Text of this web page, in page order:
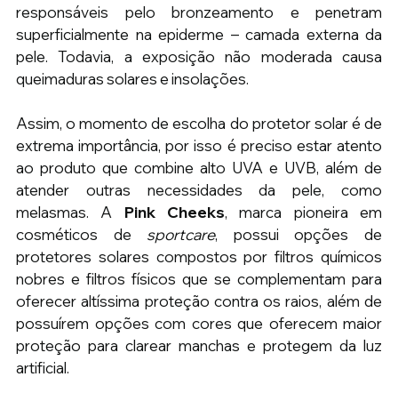
responsáveis pelo bronzeamento e penetram
superficialmente na epiderme – camada externa da
pele. Todavia, a exposição não moderada causa
queimaduras solares e insolações.
Assim, o momento de escolha do protetor solar é de
extrema importância, por isso é preciso estar atento
ao produto que combine alto UVA e UVB, além de
atender outras necessidades da pele, como
melasmas. A Pink Cheeks, marca pioneira em
cosméticos de sportcare, possui opções de
protetores solares compostos por filtros químicos
nobres e filtros físicos que se complementam para
oferecer altíssima proteção contra os raios, além de
possuírem opções com cores que oferecem maior
proteção para clarear manchas e protegem da luz
artificial.